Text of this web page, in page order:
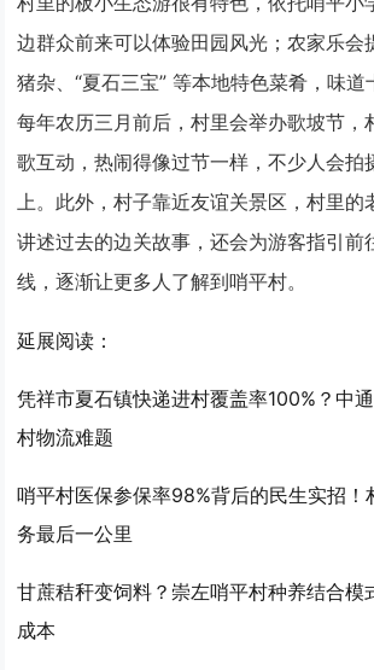
边群众前来可以体验田园风光；农家乐会
猪杂、“夏石三宝” 等本地特色菜肴，味道
每年农历三月前后，村里会举办歌坡节，
歌互动，热闹得像过节一样，不少人会拍
上。此外，村子靠近友谊关景区，村里的
讲述过去的边关故事，还会为游客指引前
线，逐渐让更多人了解到哨平村。
延展阅读：
凭祥市夏石镇快递进村覆盖率100%？中
村物流难题
哨平村医保参保率98%背后的民生实招！
务最后一公里
甘蔗秸秆变饲料？崇左哨平村种养结合模
成本